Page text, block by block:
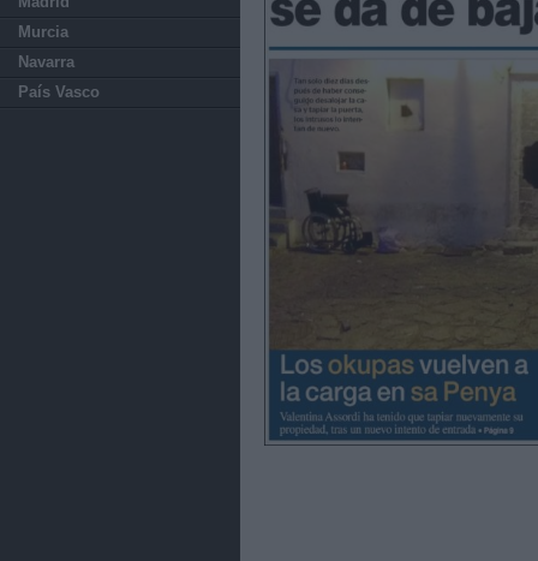
Murcia
Navarra
País Vasco